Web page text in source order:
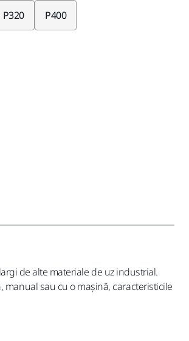
P320 P400
de alte materiale de uz industrial.
sau cu o mașină, caracteristicile